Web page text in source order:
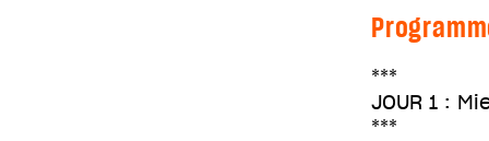
***
JOUR 1 :
***